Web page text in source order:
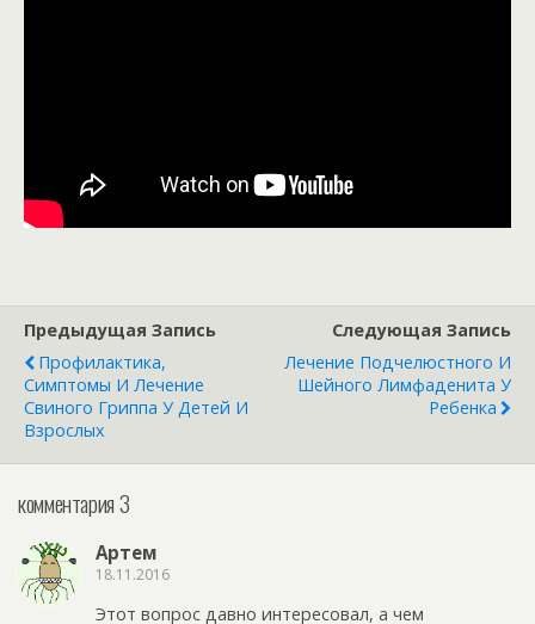
Предыдущая Запись
Профилактика,
Симптомы И Лечение
Свиного Гриппа У Детей И
Взрослых
Следующая Запись
Лечение Подчелюстного И
Шейного Лимфаденита У
Ребенка
комментария 3
Артем
18.11.2016
Этот вопрос давно интересовал, а чем